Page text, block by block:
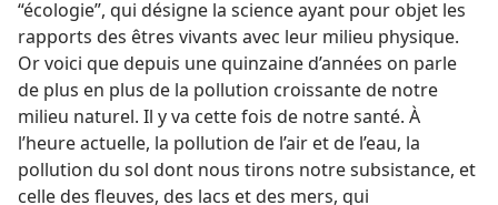
“écologie”, qui désigne la science ayant pour objet les
rapports des êtres vivants avec leur milieu physique.
Or voici que depuis une quinzaine d’années on parle
de plus en plus de la pollution croissante de notre
milieu naturel. Il y va cette fois de notre santé. À
l’heure actuelle, la pollution de l’air et de l’eau, la
pollution du sol dont nous tirons notre subsistance, et
celle des fleuves, des lacs et des mers, qui